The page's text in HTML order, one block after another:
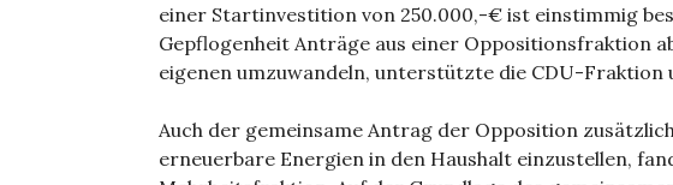
einer Startinvestition von 250.000,-€ ist einstimmig
Gepflogenheit Anträge aus einer Oppositionsfraktion
eigenen umzuwandeln, unterstützte die CDU-Fraktion
Auch der gemeinsame Antrag der Opposition
erneuerbare Energien in den Haushalt einzustellen,